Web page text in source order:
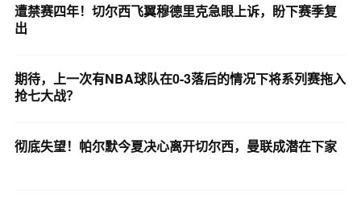
遭禁赛四年！切尔西飞翼穆德里克急眼上诉，盼下赛季复
出
期待，上一次有NBA球队在0-3落后的情况下将系列赛拖入
抢七大战？
彻底失望！帕尔默今夏决心离开切尔西，曼联成潜在下家